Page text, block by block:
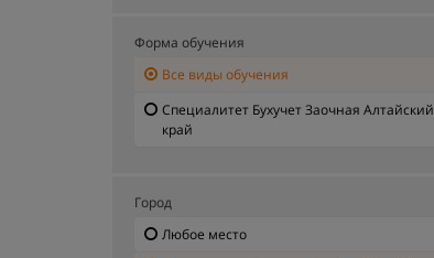
Форма обучения
Все виды обучения
Специалитет Бухучет Заочная Алтайский
край
Город
Любое место